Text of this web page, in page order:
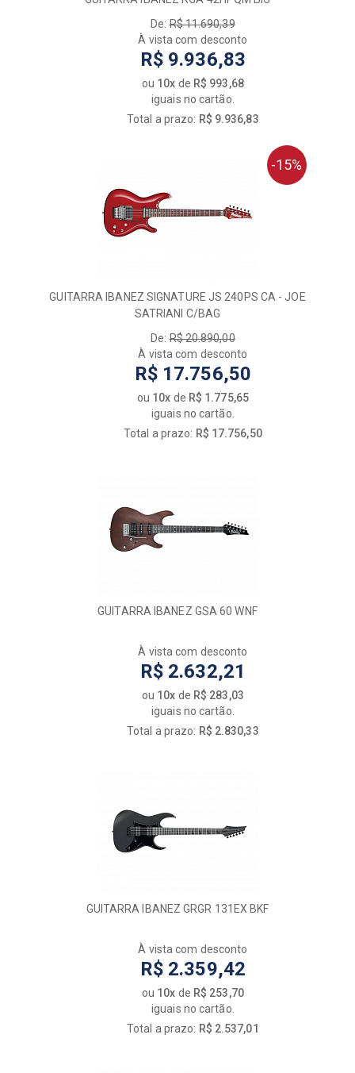
De:R$ 11.690,39
À vista com desconto
R$ 9.936,83
ou 10x de R$ 993,68
iguais no cartão.
Total a prazo: R$ 9.936,83
-15%
GUITARRA IBANEZ SIGNATURE JS 240PS CA - JOE
SATRIANI C/BAG
De:R$ 20.890,00
À vista com desconto
R$ 17.756,50
ou 10x de R$ 1.775,65
iguais no cartão.
Total a prazo: R$ 17.756,50
GUITARRA IBANEZ GSA 60 WNF
À vista com desconto
R$ 2.632,21
ou 10x de R$ 283,03
iguais no cartão.
Total a prazo: R$ 2.830,33
GUITARRA IBANEZ GRGR 131EX BKF
À vista com desconto
R$ 2.359,42
ou 10x de R$ 253,70
iguais no cartão.
Total a prazo: R$ 2.537,01